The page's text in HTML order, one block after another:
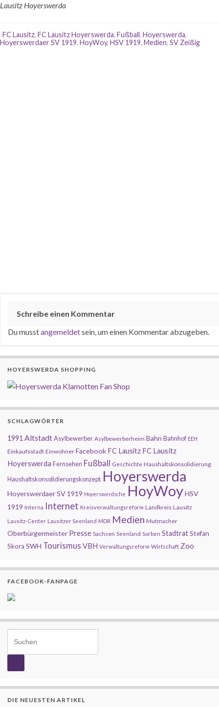
Lausitz Hoyerswerda
FC Lausitz, FC Lausitz Hoyerswerda, Fußball, Hoyerswerda,
Hoyerswerdaer SV 1919, HoyWoy, HSV 1919, Medien, SV Zeißig
Schreibe einen Kommentar
Du musstangemeldetsein, um einen Kommentar abzugeben.
HOYERSWERDA SHOPPING
SCHLAGWÖRTER
1991 AltstadtAsylbewerber Asylbewerberheim Bahn Bahnhof EEH
Einkaufsstadt Einwohner Facebook FC Lausitz FC Lausitz
Hoyerswerda Fernsehen Fußball Geschichte Haushaltskonsolidierung
Haushaltskonsolidierungskonzept Hoyerswerda
Hoyerswerdaer SV 1919 Hoyerswerdsche HoyWoyHSV
1919 Interna Internet Kreisverwaltungsreform Landkreis Lausitz
Lausitz-Center Lausitzer Seenland MDR Medien Mutmacher
Oberbürgermeister Presse Sachsen Seenland Sorben StadtratStefan
Skora SWH Tourismus VBH Verwaltungsreform Wirtschaft Zoo
FACEBOOK-FANPAGE
DIE NEUESTEN ARTIKEL